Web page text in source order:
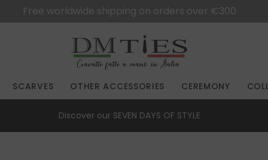
Free worldwide shipping on orders over €300
SCARVES OTHER ACCESSORIES CEREMONY
Discover our SEVEN DAYS OF STYLE